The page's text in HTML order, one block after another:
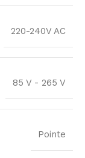
220-240V AC
85 V - 265 V
Pointe